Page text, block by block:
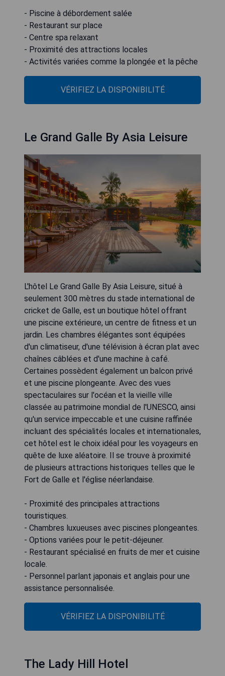
- Piscine à débordement salée
- Restaurant sur place
- Centre spa relaxant
- Proximité des attractions locales
- Activités variées comme la plongée et la pêche
VÉRIFIEZ LA DISPONIBILITÉ
Le Grand Galle By Asia Leisure
L'hôtel Le Grand Galle By Asia Leisure, situé à
seulement 300 mètres du stade international de
cricket de Galle, est un boutique hôtel offrant
une piscine extérieure, un centre de fitness et un
jardin. Les chambres élégantes sont équipées
d'un climatiseur, d'une télévision à écran plat avec
chaînes câblées et d'une machine à café.
Certaines possèdent également un balcon privé
et une piscine plongeante. Avec des vues
spectaculaires sur l'océan et la vieille ville
classée au patrimoine mondial de l'UNESCO, ainsi
qu'un service impeccable et une cuisine raffinée
incluant des spécialités locales et internationales,
cet hôtel est le choix idéal pour les voyageurs en
quête de luxe aléatoire. Il se trouve à proximité
de plusieurs attractions historiques telles que le
Fort de Galle et l'église néerlandaise.
- Proximité des principales attractions
touristiques.
- Chambres luxueuses avec piscines plongeantes.
- Options variées pour le petit-déjeuner.
- Restaurant spécialisé en fruits de mer et cuisine
locale.
- Personnel parlant japonais et anglais pour une
assistance personnalisée.
VÉRIFIEZ LA DISPONIBILITÉ
The Lady Hill Hotel